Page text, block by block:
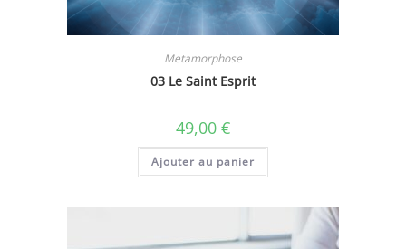
Metamorphose
03 Le Saint Esprit
49,00 €
Ajouter au panier